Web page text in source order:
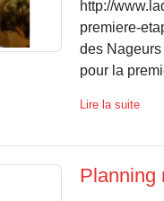
http://
premiere-
des
pour la
Lire la suite
Planning